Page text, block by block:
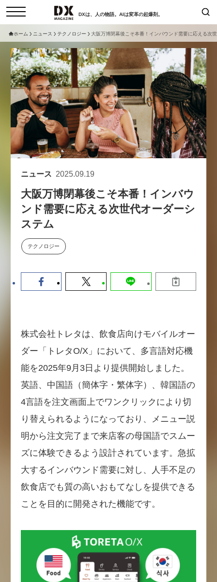
DXは、人の物語。AIは変革の起爆剤。
コラム インタビュー
セミナー ニュース
サービスメニュー 日本オムニチャネル協会
トップページ
特集
動画
サイトマップ
お問い合わせ
個人情報保護法について
採用情報
検索
現在開催予定のセミナー
セミナー
非公開: 【8/6開催】AIエージェン
ト時代、日本企業は何から始める
新潮流から学ぶ〜
セミナー
【8/12開催】「イノベーションを
ホーム ニュース テクノロジー 大阪万博閉幕後こそ本番！インバウンド需要に応える次
ニュース 2025.09.19
大阪万博閉幕後こそ本番！インバウ
ンド需要に応える次世代オーダーシ
ステム
テクノロジー
株式会社トレタは、飲食店向けモバイルオー
ダー「トレタO/X」において、多言語対応機
能を2025年9月3日より提供開始しました。
英語、中国語（簡体字・繁体字）、韓国語の
4言語を注文画面上でワンクリックにより切
り替えられるようになっており、メニュー説
明から注文完了まで来店客の母国語でスムー
ズに体験できるよう設計されています。急拡
大するインバウンド需要に対し、人手不足の
飲食店でも質の高いおもてなしを提供できる
ことを目的に開発された機能です。